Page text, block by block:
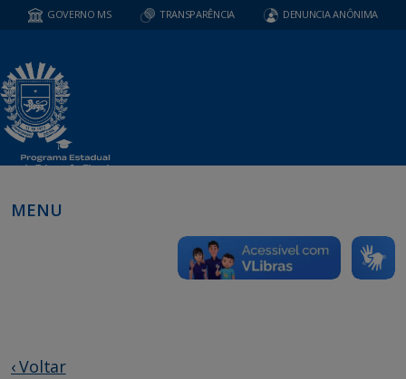
GOVERNO MS TRANSPARÊNCIA DENUNCIA ANÔNIMA
MENU
‹ Voltar